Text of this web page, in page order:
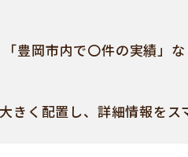
「豊岡市内で〇件の実績」
きく配置し、詳細情報をス